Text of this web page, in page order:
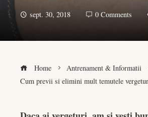
sept. 30, 2018 0 Comments
Home
Antrenament & Informatii
Cum previi si elimini mult temutele